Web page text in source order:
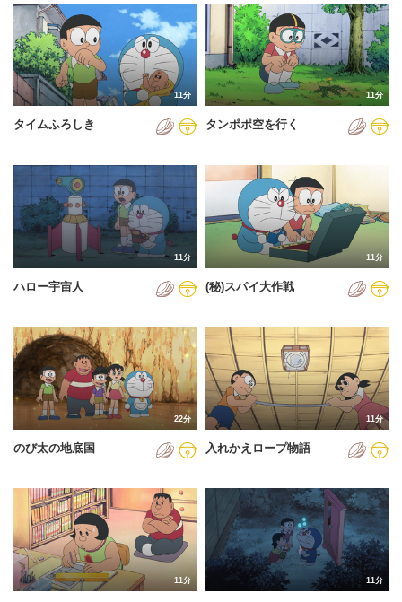
2024年
2025年
2026年
11分
タイムふろしき
11分
タンポポ空を行く
11分
ハロー宇宙人
11分
(秘)スパイ大作戦
22分
のび太の地底国
11分
入れかえロープ物語
11分 11分